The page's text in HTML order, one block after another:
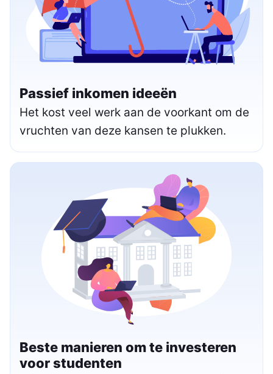
Passief inkomen ideeën
Het kost veel werk aan de voorkant om de
vruchten van deze kansen te plukken.
Beste manieren om te investeren
voor studenten